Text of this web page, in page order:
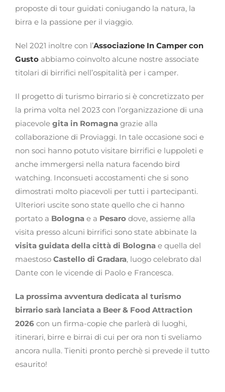
proposte di tour guidati coniugando la natura, la
birra e la passione per il viaggio.
Nel 2021 inoltre con l’Associazione In Camper con
Gustoabbiamo coinvolto alcune nostre associate
titolari di birrifici nell’ospitalità per i camper.
Il progetto di turismo birrario si è concretizzato per
la prima volta nel 2023 con l’organizzazione di una
piacevole gita in Romagnagrazie alla
collaborazione di Proviaggi. In tale occasione soci e
non soci hanno potuto visitare birrifici e luppoleti e
anche immergersi nella natura facendo bird
watching. Inconsueti accostamenti che si sono
dimostrati molto piacevoli per tutti i partecipanti.
Ulteriori uscite sono state quello che ci hanno
portato a Bolognae a Pesaro dove, assieme alla
visita presso alcuni birrifici sono state abbinate la
visita guidata della città di Bolognae quella del
maestoso Castello di Gradara, luogo celebrato dal
Dante con le vicende di Paolo e Francesca.
La prossima avventura dedicata al turismo
birrario sarà lanciata a Beer & Food Attraction
2026con un firma-copie che parlerà di luoghi,
itinerari, birre e birrai di cui per ora non ti sveliamo
ancora nulla. Tieniti pronto perchè si prevede il tutto
esaurito!